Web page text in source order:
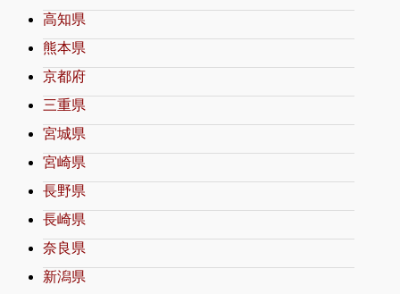
高知県
熊本県
京都府
三重県
宮城県
宮崎県
長野県
長崎県
奈良県
新潟県